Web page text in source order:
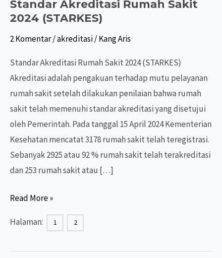
Standar Akreditasi Rumah Sakit
2024 (STARKES)
2 Komentar/akreditasi/Kang Aris
Standar Akreditasi Rumah Sakit 2024 (STARKES)
Akreditasi adalah pengakuan terhadap mutu pelayanan
rumah sakit setelah dilakukan penilaian bahwa rumah
sakit telah memenuhi standar akreditasi yang disetujui
oleh Pemerintah. Pada tanggal 15 April 2024 Kementerian
Kesehatan mencatat 3178 rumah sakit telah teregistrasi.
Sebanyak 2925 atau 92 % rumah sakit telah terakreditasi
dan 253 rumah sakit atau […]
Standar
Rumah
Read More »
Halaman: 1 2